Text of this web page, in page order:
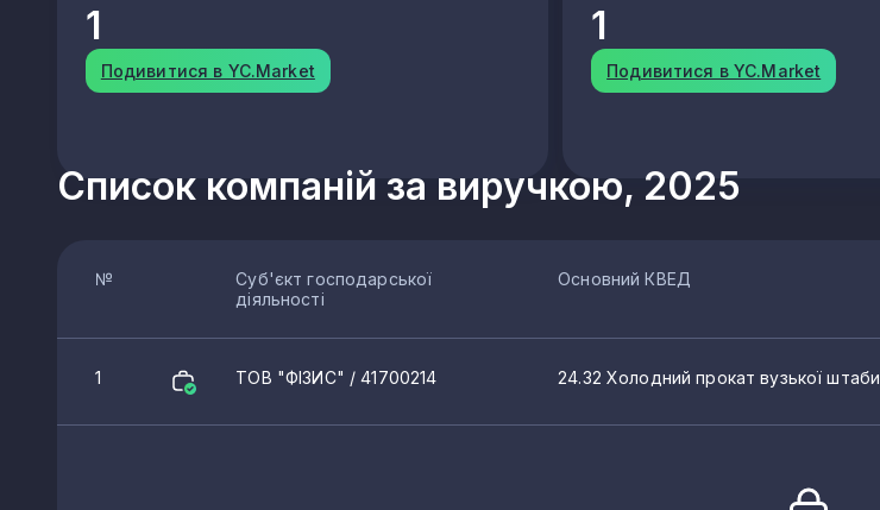
1
Подивитися в YC.Market
1
Подивитися в YC.Market
Список компаній за виручкою, 2025
№
Суб'єкт господарської
діяльності
Основний КВЕД
1 ТОВ "ФІЗИС" / 41700214 24.32 Холодний прокат вузької штаби